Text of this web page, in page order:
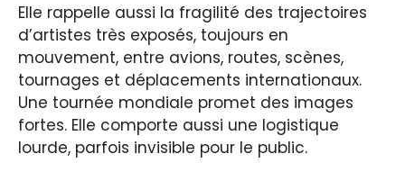
Elle rappelle aussi la fragilité des trajectoires
d’artistes très exposés, toujours en
mouvement, entre avions, routes, scènes,
tournages et déplacements internationaux.
Une tournée mondiale promet des images
fortes. Elle comporte aussi une logistique
lourde, parfois invisible pour le public.